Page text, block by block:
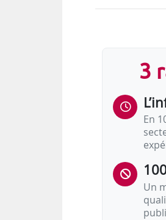
évidente.
métiers de
temps qui
3
En
Un